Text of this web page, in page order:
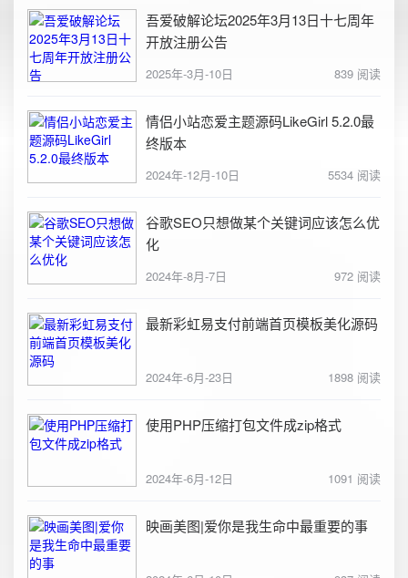
吾爱破解论坛2025年3月13日十七周年
开放注册公告
2025年-3月-10日 839 阅读
情侣小站恋爱主题源码LikeGirl 5.2.0最
终版本
2024年-12月-10日 5534 阅读
谷歌SEO只想做某个关键词应该怎么优
化
2024年-8月-7日 972 阅读
最新彩虹易支付前端首页模板美化源码
2024年-6月-23日 1898 阅读
使用PHP压缩打包文件成zip格式
2024年-6月-12日 1091 阅读
映画美图|爱你是我生命中最重要的事